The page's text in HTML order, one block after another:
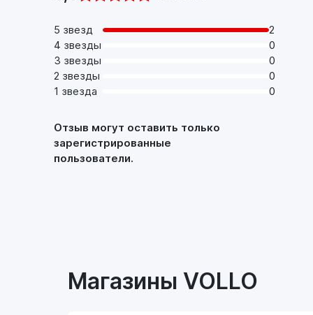
5 звезд
2
4 звезды
0
3 звезды
0
2 звезды
0
1 звезда
0
Отзыв могут оставить только
зарегистрированные
пользователи.
Магазины VOLLO